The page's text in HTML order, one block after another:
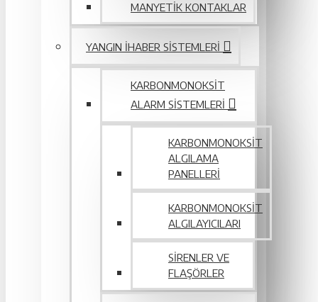
MANYETIK KONTAKLAR
YANGIN IHABER SISTEMLERI
KARBONMONOKSIT
ALARM SISTEMLERI
KARBONMONOKSIT
ALGILAMA
PANELLERI
KARBONMONOKSIT
ALGILAYICILARI
SIRENLER VE
FLAŞÖRLER